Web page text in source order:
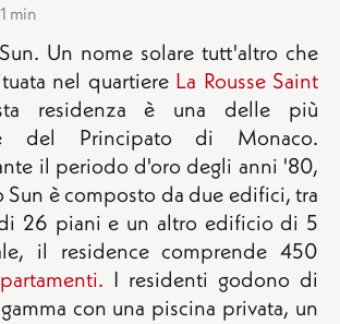
min
Un nome solare tutt'altro che
nel quartiere La Rousse Saint
residenza è una delle più
del Principato di Monaco.
il periodo d'oro degli anni '80,
è composto da due edifici, tra
26 piani e un altro edificio di 5
il residence comprende 450
I residenti godono di
con una piscina privata, un